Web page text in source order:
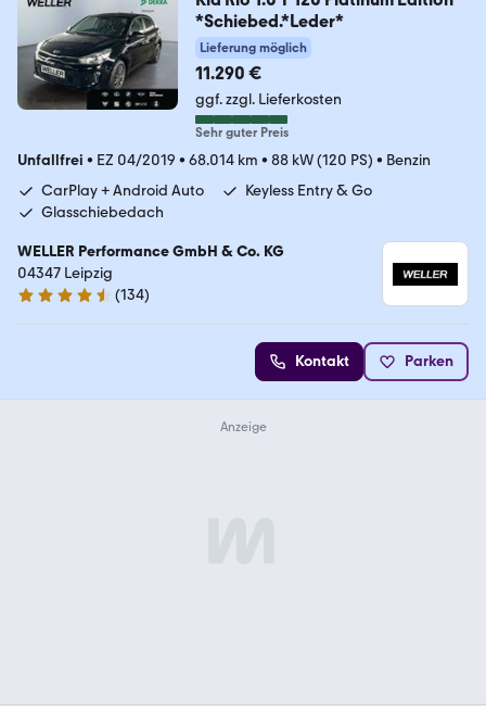
*Schiebed.*Leder*
Lieferung möglich
11.290 €
ggf. zzgl. Lieferkosten
Sehr guter Preis
Unfallfrei • EZ 04/2019 • 68.014 km • 88 kW (120 PS) • Benzin
CarPlay + Android Auto
Keyless Entry & Go
Glasschiebedach
WELLER Performance GmbH & Co. KG
04347 Leipzig
4.7 Sterne
(134)
Kontakt Parken